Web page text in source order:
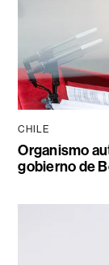
CHILE
Organismo
gobierno de